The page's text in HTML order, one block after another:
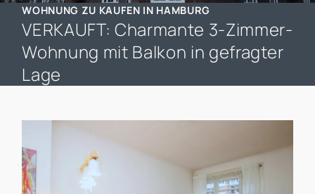
WOHNUNG ZU KAUFEN IN HAMBURG
VERKAUFT: Charmante 3-Zimmer-
Wohnung mit Balkon in gefragter
Lage